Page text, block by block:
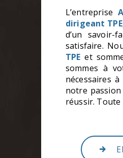
L’entreprise
dirigeant TPE
d’un
satisfaire.
TPE et
sommes à
nécessaires
notre
réussir.